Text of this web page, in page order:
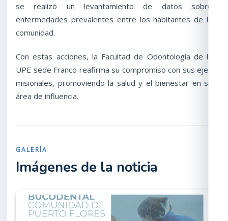
se realizó un levantamiento de datos sobre
enfermedades prevalentes entre los habitantes de la
comunidad.
Con estas acciones, la Facultad de Odontología de la
UPE sede Franco reafirma su compromiso con sus ejes
misionales, promoviendo la salud y el bienestar en su
área de influencia.
GALERÍA
Imágenes de la noticia